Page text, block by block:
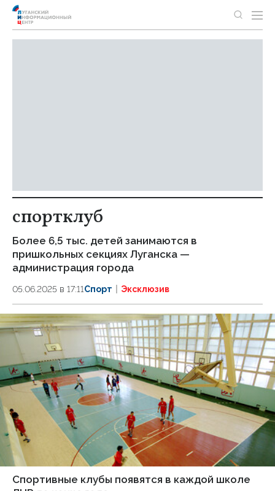
спортклуб
Более 6,5 тыс. детей занимаются в
пришкольных секциях Луганска —
администрация города
05.06.2025 в 17:11Спорт Эксклюзив
Спортивные клубы появятся в каждой школе